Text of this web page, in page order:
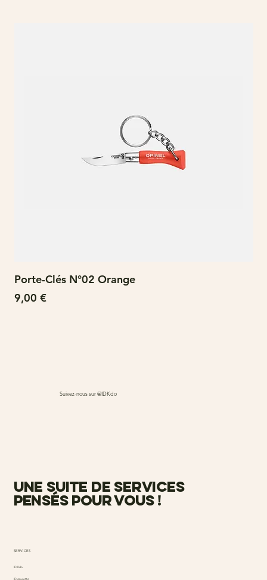
Porte-Clés N°02 Orange
Prix
9,00 €
Suivez-nous sur @IDKdo
une suite de services
pensés pour vous !
SERVICES
ID Kdo
ID causette